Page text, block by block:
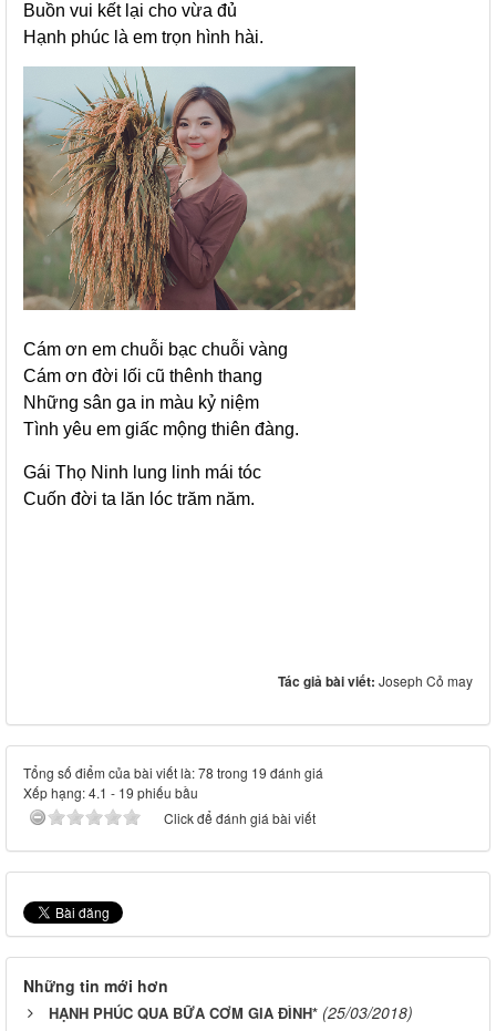
Buồn vui kết lại cho vừa đủ
Hạnh phúc là em trọn hình hài.
Cám ơn em chuỗi bạc chuỗi vàng
Cám ơn đời lối cũ thênh thang
Những sân ga in màu kỷ niệm
Tình yêu em giấc mộng thiên đàng.
Gái Thọ Ninh lung linh mái tóc
Cuốn đời ta lăn lóc trăm năm.
Tác giả bài viết: Joseph Cỏ may
Tổng số điểm của bài viết là: 78 trong 19 đánh giá
Xếp hạng:4.1 - 19 phiếu bầu
Click để đánh giá bài viết
Những tin mới hơn
HẠNH PHÚC QUA BỮA CƠM GIA ĐÌNH* (25/03/2018)